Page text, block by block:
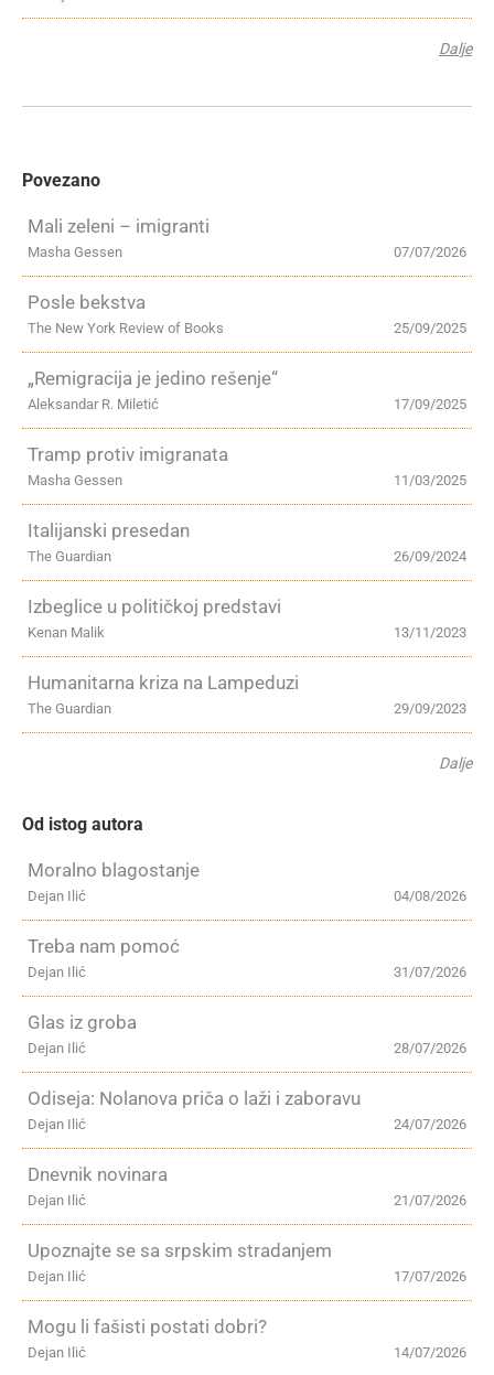
Dalje
Povezano
Mali zeleni – imigranti
07/07/2026
Masha Gessen
Posle bekstva
25/09/2025
The New York Review of Books
„Remigracija je jedino rešenje“
17/09/2025
Aleksandar R. Miletić
Tramp protiv imigranata
11/03/2025
Masha Gessen
Italijanski presedan
26/09/2024
The Guardian
Izbeglice u političkoj predstavi
13/11/2023
Kenan Malik
Humanitarna kriza na Lampeduzi
29/09/2023
The Guardian
Dalje
Od istog autora
Moralno blagostanje
04/08/2026
Dejan Ilić
Treba nam pomoć
31/07/2026
Dejan Ilić
Glas iz groba
28/07/2026
Dejan Ilić
Odiseja: Nolanova priča o laži i zaboravu
24/07/2026
Dejan Ilić
Dnevnik novinara
21/07/2026
Dejan Ilić
Upoznajte se sa srpskim stradanjem
17/07/2026
Dejan Ilić
Mogu li fašisti postati dobri?
14/07/2026
Dejan Ilić